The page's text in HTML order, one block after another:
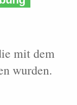
mit dem
wurden.